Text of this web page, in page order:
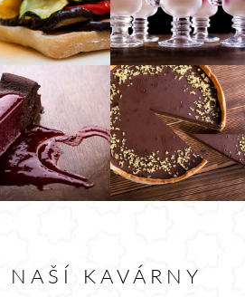
KAVÁRNY